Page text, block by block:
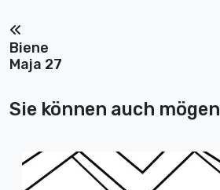
Biene
Maja 27
Sie können auch mögen